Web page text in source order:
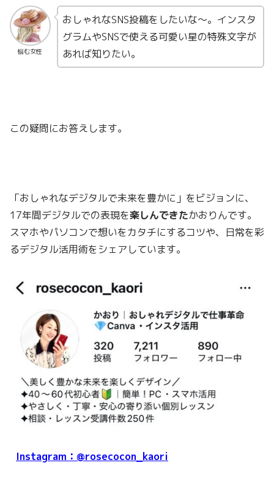
悩む女性
おしゃれなSNS投稿をしたいな〜。インスタ
グラムやSNSで使える可愛い星の特殊文字が
あれば知りたい。
この疑問にお答えします。
「おしゃれなデジタルで未来を豊かに」をビジョンに、
17年間デジタルでの表現を楽しんできたかおりんです。
スマホやパソコンで想いをカタチにするコツや、日常を彩
るデジタル活用術をシェアしています。
Instagram：@rosecocon_kaori